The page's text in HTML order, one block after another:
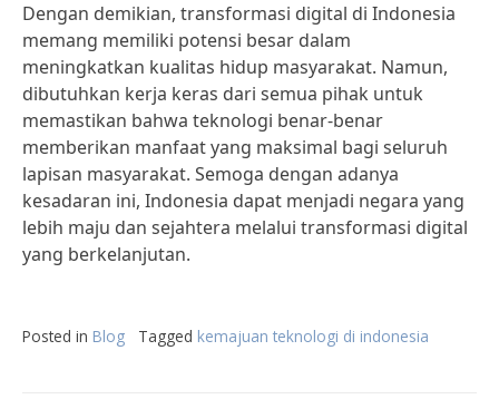
Dengan demikian, transformasi digital di Indonesia
memang memiliki potensi besar dalam
meningkatkan kualitas hidup masyarakat. Namun,
dibutuhkan kerja keras dari semua pihak untuk
memastikan bahwa teknologi benar-benar
memberikan manfaat yang maksimal bagi seluruh
lapisan masyarakat. Semoga dengan adanya
kesadaran ini, Indonesia dapat menjadi negara yang
lebih maju dan sejahtera melalui transformasi digital
yang berkelanjutan.
Posted in Blog Tagged kemajuan teknologi di indonesia